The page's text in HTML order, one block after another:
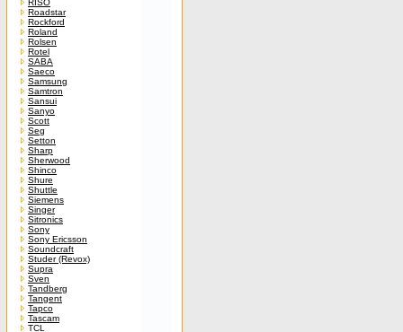
RISO
Roadstar
Rockford
Roland
Rolsen
Rotel
SABA
Saeco
Samsung
Samtron
Sansui
Sanyo
Scott
Seg
Setton
Sharp
Sherwood
Shinco
Shure
Shuttle
Siemens
Singer
Sitronics
Sony
Sony Ericsson
Soundcraft
Studer (Revox)
Supra
Sven
Tandberg
Tangent
Tapco
Tascam
TCL